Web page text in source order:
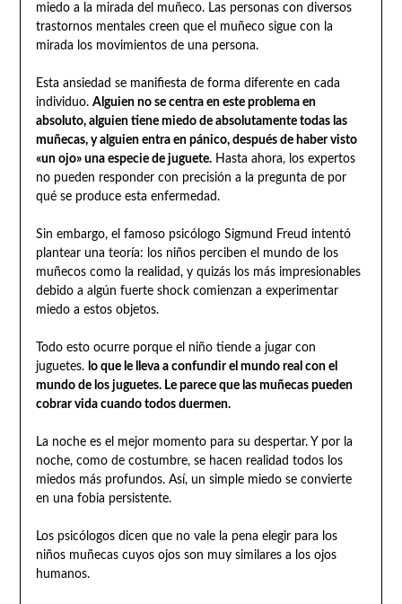
miedo a la mirada del muñeco. Las personas con diversos
trastornos mentales creen que el muñeco sigue con la
mirada los movimientos de una persona.
Esta ansiedad se manifiesta de forma diferente en cada
individuo. Alguien no se centra en este problema en
absoluto, alguien tiene miedo de absolutamente todas las
muñecas, y alguien entra en pánico, después de haber visto
«un ojo» una especie de juguete.Hasta ahora, los expertos
no pueden responder con precisión a la pregunta de por
qué se produce esta enfermedad.
Sin embargo, el famoso psicólogo Sigmund Freud intentó
plantear una teoría: los niños perciben el mundo de los
muñecos como la realidad, y quizás los más impresionables
debido a algún fuerte shock comienzan a experimentar
miedo a estos objetos.
Todo esto ocurre porque el niño tiende a jugar con
juguetes. lo que le lleva a confundir el mundo real con el
mundo de los juguetes. Le parece que las muñecas pueden
cobrar vida cuando todos duermen.
La noche es el mejor momento para su despertar. Y por la
noche, como de costumbre, se hacen realidad todos los
miedos más profundos. Así, un simple miedo se convierte
en una fobia persistente.
Los psicólogos dicen que no vale la pena elegir para los
niños muñecas cuyos ojos son muy similares a los ojos
humanos.